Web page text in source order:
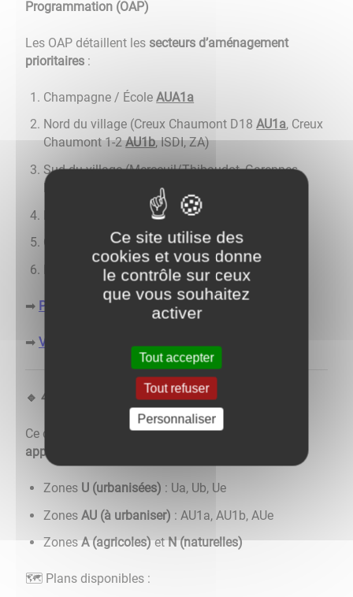
Programmation (OAP)
Les OAP détaillent les secteurs d’aménagement
prioritaires :
Champagne / ÉcoleAUA1a
Nord du village (Creux Chaumont D18AU1a, Creux
Chaumont 1-2AU1b, ISDI, ZA)
Sud du village (Merceuil/Thibaudot, Garennes,
Pâquier Large…)
Ruotte, Corvée, Maupas
Champs du Moulin, Croix Blanche, Créa
Petit patrimoine
➡ Principe de zonage et d'OAP sur la commune
➡ Voir les OAP par secteur
🔹 4. Règlement et zonage
Ce document indique lesrègles d’urbanisme
applicables
Zones U (urbanisées) : Ua, Ub, Ue
ZonesAU (à urbaniser) : AU1a, AU1b, AUe
ZonesA (agricoles)etN (naturelles)
🗺️ Plans disponibles :
Ce site utilise des
cookies et vous donne
le contrôle sur ceux
que vous souhaitez
activer
Tout accepter
Tout refuser
Personnaliser